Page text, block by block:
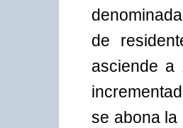
de
asciende a
se abona la